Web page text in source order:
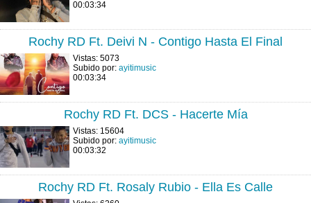
00:03:34
Rochy RD Ft. Deivi N - Contigo Hasta El Final
Vistas: 5073
Subido por: ayitimusic
00:03:34
Rochy RD Ft. DCS - Hacerte Mía
Vistas: 15604
Subido por: ayitimusic
00:03:32
Rochy RD Ft. Rosaly Rubio - Ella Es Calle